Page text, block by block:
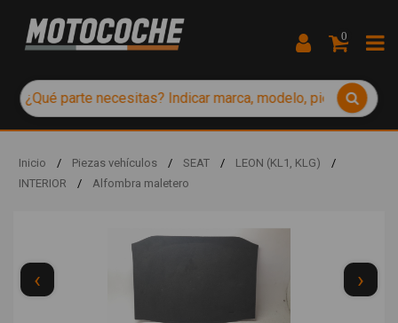
0
Inicio / Piezas vehículos / SEAT / LEON (KL1, KLG)
/
INTERIOR
/ Alfombra maletero
‹ ›